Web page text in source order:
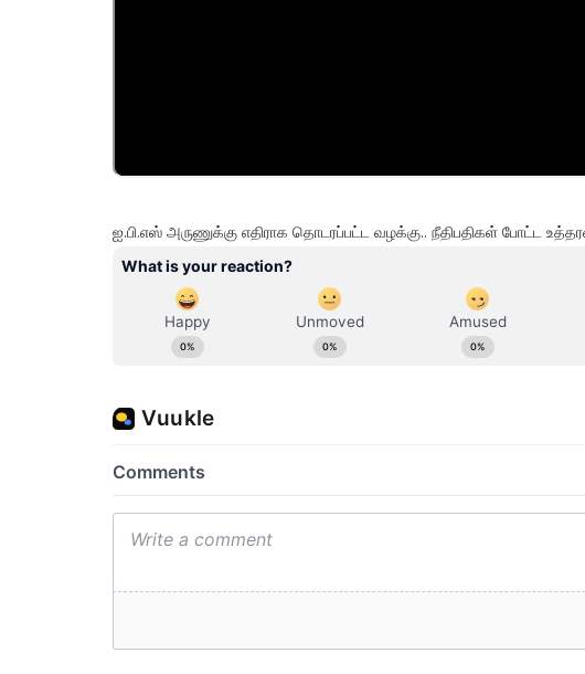
ஐ.பி.எஸ் அருணுக்கு எதிராக தொடரப்பட்ட வழக்கு.. நீதிபதிகள் போட்ட